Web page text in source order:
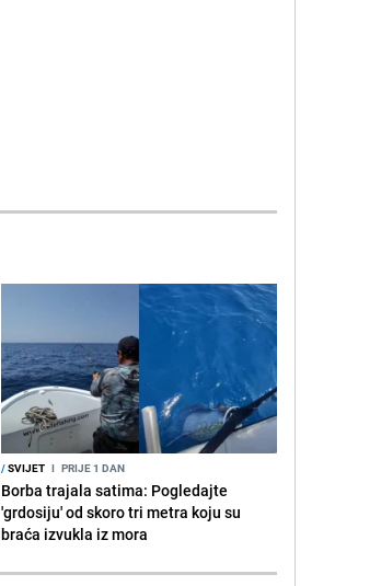
/SVIJET I PRIJE 1 DAN
Borba trajala satima: Pogledajte
'grdosiju' od skoro tri metra koju su
braća izvukla iz mora